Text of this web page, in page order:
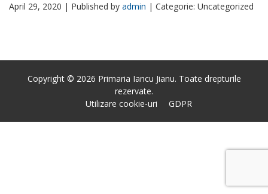
April 29, 2020 | Published by admin | Categorie: Uncategorized
Copyright © 2026 Primaria Iancu Jianu. Toate drepturile
rezervate.
Utilizare cookie-uri
GDPR